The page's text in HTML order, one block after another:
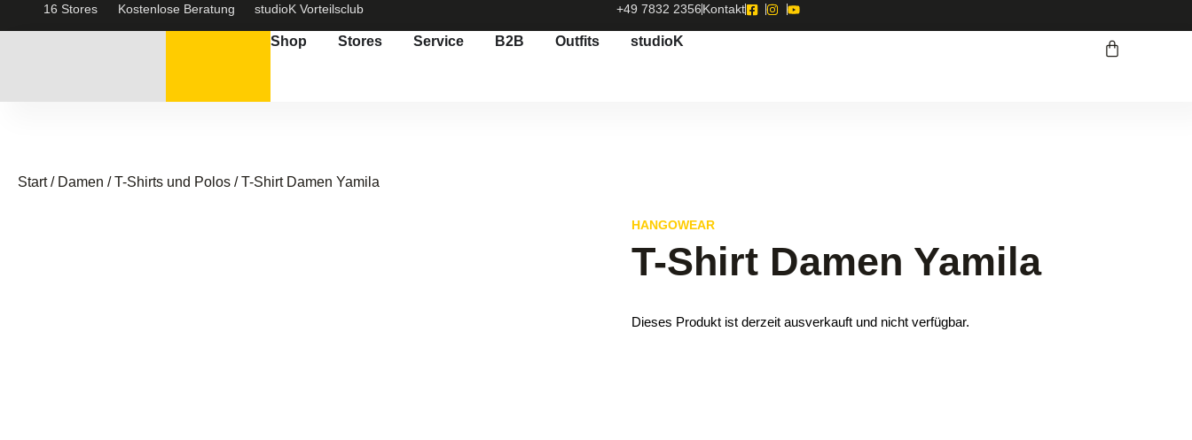
16 Stores Kostenlose Beratung studioK Vorteilsclub +49 7832 2356Kontakt
Shop Stores Service B2B Outfits studioK
Start/ Damen /T-Shirts und Polos / T-Shirt Damen Yamila
HANGOWEAR
T-Shirt Damen Yamila
Dieses Produkt ist derzeit ausverkauft und nicht verfügbar.